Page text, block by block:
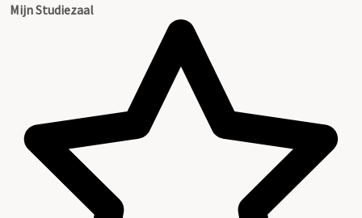
Mijn Studiezaal